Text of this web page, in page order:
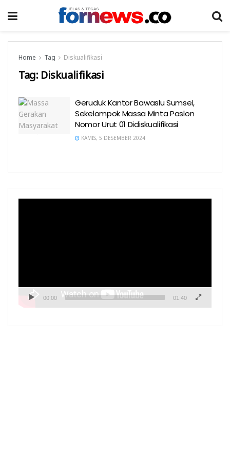
Home Tag Diskualifikasi
Tag: Diskualifikasi
Geruduk Kantor Bawaslu Sumsel,
Sekelompok Massa Minta Paslon
Nomor Urut 01 Didiskualifikasi
KAMIS, 5 DESEMBER 2024
00:00 01:40